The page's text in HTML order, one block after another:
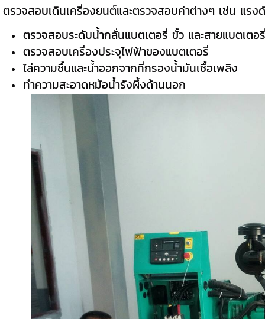
ตรวจสอบเดินเครื่องยนต์และตรวจสอบค่าต่างๆ เช่น แ
ตรวจสอบระดับน้ำกลั่นแบตเตอรี่ ขั้ว และสายแบตเตอ
ตรวจสอบเครื่องประจุไฟฟ้าของแบตเตอรี่
ไล่ความชื้นและน้ำออกจากที่กรองน้ำมันเชื้อเพลิง
ทําความสะอาดหม้อน้ำรังผึ้งด้านนอก